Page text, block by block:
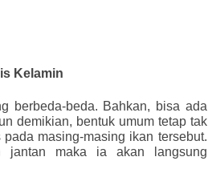
Kelamin
berbeda-beda. Bahkan, bisa ada
demikian, bentuk umum tetap tak
masing-masing ikan tersebut.
jantan maka ia akan langsung